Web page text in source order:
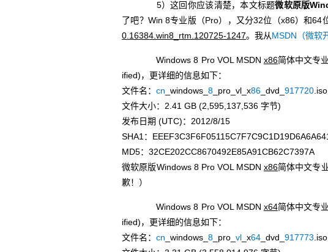
5）这回你应该清楚，本文标题微软原版
了吧？Win 8专业版（Pro），又分32位（x86）和
0.16384.win8_rtm.120725-1247。我从MSDN（微软
Windows 8 Pro VOL MSDN x86简体中文专
ified)，更详细的信息如下：
文件名：cn _windows_8 _pro_vl_x86 _dvd_917720 .iso
文件大小：2.41 GB (2,595,137,536 字节)
发布日期 (UTC)：2012/8/15
SHA1：
MD5：32CE202CC8670492E85A91CB62C7397A
微软原版Windows 8 Pro VOL MSDN x86简体中文专
歉！）
Windows 8 Pro VOL MSDN x64简体中文专
ified)，更详细的信息如下：
文件名：cn _windows_8 _pro_vl _x64 _dvd_917773 .iso